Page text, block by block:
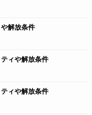
解放条件
ィや解放条件
ィや解放条件